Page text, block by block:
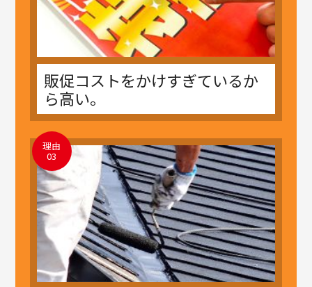
販促コストをかけすぎているか
ら高い。
理由
03